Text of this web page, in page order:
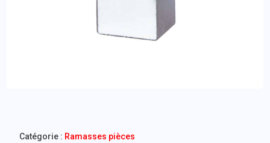
Catégorie : Ramasses pièces